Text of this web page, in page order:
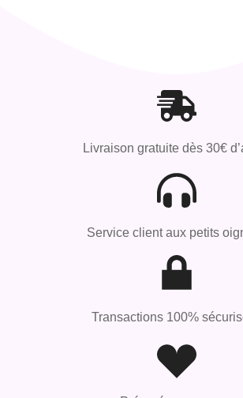
Livraison gratuite dès 30€
Service client aux petits
Transactions 100%